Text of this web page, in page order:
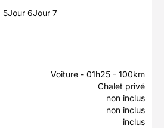
5Jour 6Jour 7
Voiture - 01h25 - 100km
Chalet privé
non inclus
non inclus
inclus